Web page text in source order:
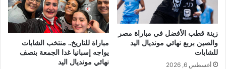
زينة قطب الأفضل في مباراة مصر
والصين بربع نهائي مونديال اليد
للشابات
أغسطس 6, 2026
مباراة للتاريخ.. منتخب الشابات
يواجه إسبانيا غدا الجمعة بنصف
نهائي مونديال اليد